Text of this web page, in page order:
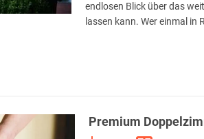
endlosen Blick über das
lassen kann. Wer einmal in
Premium